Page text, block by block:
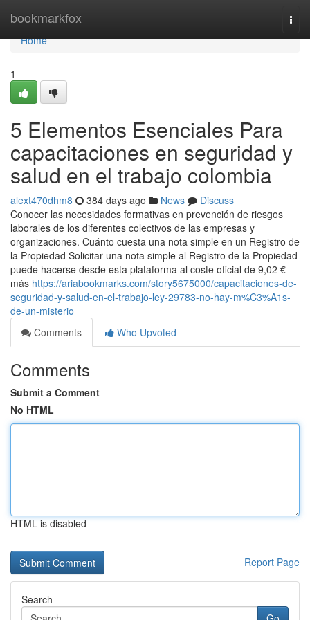
bookmarkfox
Home
Home
1
5 Elementos Esenciales Para
capacitaciones en seguridad y
salud en el trabajo colombia
alext470dhm8 384 days ago News
Discuss
Conocer las necesidades formativas en prevención de riesgos
laborales de los diferentes colectivos de las empresas y
organizaciones. Cuánto cuesta una nota simple en un Registro de
la Propiedad Solicitar una nota simple al Registro de la Propiedad
puede hacerse desde esta plataforma al coste oficial de 9,02 €
más https://ariabookmarks.com/story5675000/capacitaciones-de-
seguridad-y-salud-en-el-trabajo-ley-29783-no-hay-m%C3%A1s-
de-un-misterio
Comments
Who Upvoted
Comments
Submit a Comment
No HTML
HTML is disabled
Report Page
Search